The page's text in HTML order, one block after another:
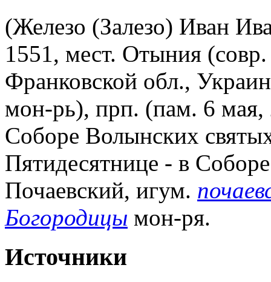
(Железо (Залезо) Иван
1551, мест. Отыния
Франковской обл.,
мон-рь), прп. (пам. 6 мая,
Соборе Волынских
Пятидесятнице - в
Почаевский, игум.
Богородицы мон-ря.
Источники